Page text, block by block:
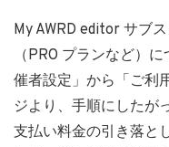
My AWRD editor サブ
（PRO プランなど）
催者設定」から「ご利
ジより、手順にしたが
支払い料金の引き落と